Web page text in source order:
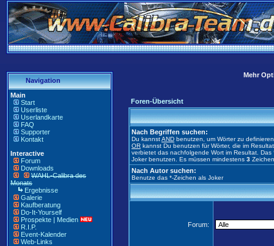
Navigation
Main
Start
Userliste
Userlandkarte
FAQ
Supporter
Kontakt
Interactive
Forum
Downloads
WAHL-Calibra des
Monats
Ergebnisse
Galerie
Kaufberatung
Do-It-Yourself
Prospekte | Medien
R.I.P.
Event-Kalender
Web-Links
Mehr
Foren-Übersicht
Nach Begriffen suchen:
Du kannstAND benutzen, um Wörter zu
OR kannst Du benutzen für Wörter, die im
verbietet das nachfolgende Wort im Resultat. Das
Joker benutzen. Es müssen mindestens 3
Nach Autor suchen:
Benutze das *-Zeichen als Joker
Forum: